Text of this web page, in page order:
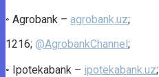
◦ Agrobank – agrobank.uz;
1216; @AgrobankChannel;
◦ Ipotekabank – ipotekabank.uz;